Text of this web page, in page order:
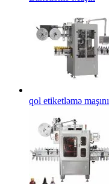
qol etiketləmə maşını